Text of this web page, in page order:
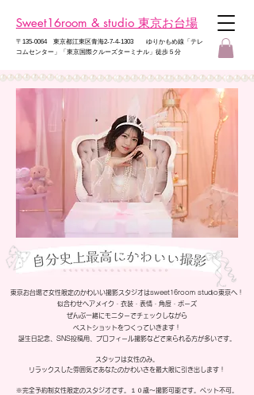
Sweet16room & studio 東京お台場
​〒135-0064 東京都江東区青海2-7-4-1303 ゆりかもめ線 「テレ
コムセンター」「東京国際クルーズターミナル」徒歩５分
東京お台場で女性限定のかわいい撮影スタジオはsweet16room studio東京へ！
似合わせヘアメイク・衣装・表情・角度・ポーズ
ぜんぶ一緒にモニターでチェックしながら
ベストショットをつくっていきます！
誕生日記念、SNS投稿用、プロフィール撮影などで来られる方が多いです。
スタッフは女性のみ。
リラックスした雰囲気であなたのかわいさを最大限に引き出します！
※完全予約制女性限定のスタジオです。１０歳～撮影可能です。ペット不可。